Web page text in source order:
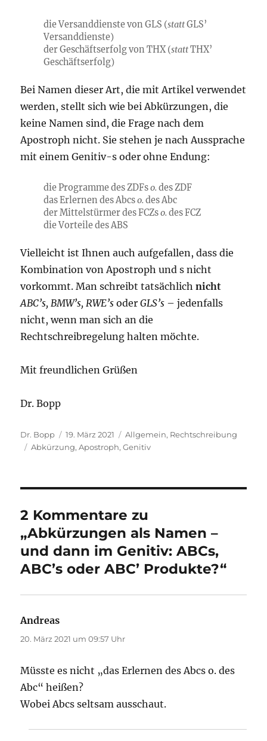
die Versanddienste von GLS (stattGLS’
Versanddienste)
der Geschäftserfolg von THX (stattTHX’
Geschäftserfolg)
Bei Namen dieser Art, die mit Artikel verwendet
werden, stellt sich wie bei Abkürzungen, die
keine Namen sind, die Frage nach dem
Apostroph nicht. Sie stehen je nach Aussprache
mit einem Genitiv-s oder ohne Endung:
die Programme des ZDFso. des ZDF
das Erlernen des Abcso. des Abc
der Mittelstürmer des FCZso. des FCZ
die Vorteile des ABS
Vielleicht ist Ihnen auch aufgefallen, dass die
Kombination von Apostroph und s nicht
vorkommt. Man schreibt tatsächlichnicht
ABC’s, BMW’s, RWE’s oder GLS’s – jedenfalls
nicht, wenn man sich an die
Rechtschreibregelung halten möchte.
Mit freundlichen Grüßen
Dr. Bopp
Autor
Dr. Bopp
Veröffentlicht
am
19. März 2021 Kategorien
Allgemein, Rechtschreibung
Schlagwörter
Abkürzung,Apostroph,Genitiv
2 Kommentare zu
„Abkürzungen als Namen –
und dann im Genitiv: ABCs,
ABC’s oder ABC’ Produkte?“
Andreas
20. März 2021 um 09:57 Uhr
Müsste es nicht „das Erlernen des Abcs o. des
Abc“ heißen?
Wobei Abcs seltsam ausschaut.